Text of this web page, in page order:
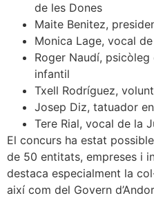
de les Dones
Maite Benitez,
Monica Lage, vocal
Roger Naudí,
infantil
Txell Rodríguez,
Josep Diz, tatuador
Tere Rial, vocal de la
El concurs ha estat
de 50 entitats, empreses i
destaca especialment la
així com del Govern